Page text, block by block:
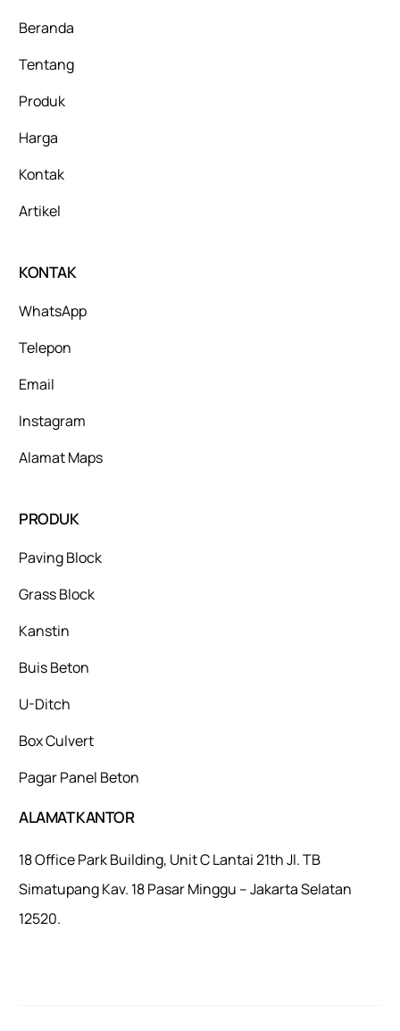
Beranda
Tentang
Produk
Harga
Kontak
Artikel
KONTAK
WhatsApp
Telepon
Email
Instagram
Alamat Maps
PRODUK
Paving Block
Grass Block
Kanstin
Buis Beton
U-Ditch
Box Culvert
Pagar Panel Beton
ALAMAT KANTOR
18 Office Park Building, Unit C Lantai 21th Jl. TB
Simatupang Kav. 18 Pasar Minggu – Jakarta Selatan
12520.